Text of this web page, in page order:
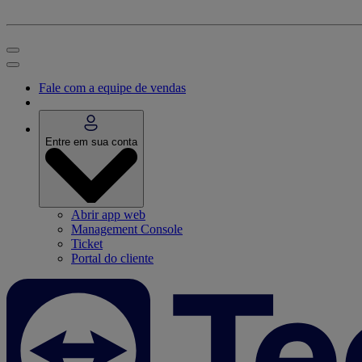
Fale com a equipe de vendas
Entre em sua conta
Abrir app web
Management Console
Ticket
Portal do cliente